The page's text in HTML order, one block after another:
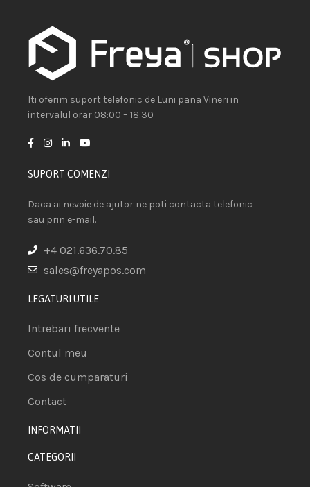
Iti oferim suport telefonic de Luni pana Vineri in
intervalul orar 08:00 – 18:30
SUPORT COMENZI
Daca ai nevoie de ajutor ne poti contacta telefonic
sau prin e-mail.
+4 021.636.70.85
sales@freyapos.com
LEGATURI UTILE
Intrebari frecvente
Contul meu
Cos de cumparaturi
Contact
INFORMATII
CATEGORII